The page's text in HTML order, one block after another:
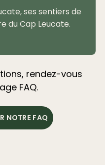
ses sentiers de
du Cap Leucate.
rendez-vous
FAQ.
NOTRE FAQ